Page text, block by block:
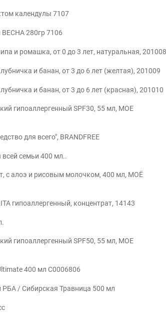
календулы 7107
280гр 7106
и ромашка, от 0 до 3 лет, натуральная, 201008
и банан, от 3 до 6 лет (желтая), 201009
и банан, от 3 до 6 лет (красная), 201010
гипоаллергенный SPF30, 55 мл, МОЕ
для всего", BRANDFREE
семьи 400 мл..
с алоэ и рисовым молочком, 400 мл, МОЁ
гипоаллергенный, концентрат, 14143
гипоаллергенный SPF50, 55 мл, МОЕ
400 мл С0006806
/ Сибирская Травница 500 мл